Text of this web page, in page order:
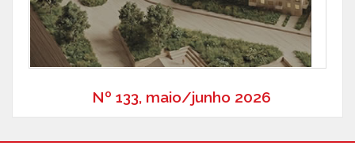
Nº 133, maio/junho 2026